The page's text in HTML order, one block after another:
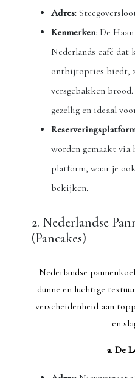
Adres:
Kenmerken: De
Nederlands café dat
ontbijtopties biedt,
versgebakken
gezellig en ideaal
worden gemaakt via
platform, waar je
bekijken.
2. Nederlandse
(Pancakes)
Nederlandse
dunne en luchtige
verscheidenheid aan
en
a. De